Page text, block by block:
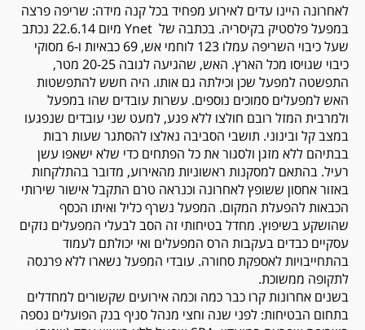
לאחרונה היינו עדים לאירוע מפחיד בכל קנה מידה: שריפה פרצה
במפעל פלסטיק בקיסריה. בכתבה של Ynet
מיום 22.6.14 נכתב
שעל כיבוי השריפה עמלו 123 לוחמי אש, 69 כבאיות ו-6 מסוקי
כיבוי שגויסו מכל הארץ. האש, שהגיעה לגובה 20-25 מטר,
התפשטה למפעל שכן וכילתה גם אותו. היה חשש להתפשטות
האש למפעלים סמוכים נוספים. עשרות עובדים שהו במפעל
ולמרבית המזל רובם חולצו ללא פגע, למעט שני עובדים שנפגעו
במצב קל ובינוני. תושבי הסביבה נאלצו להסתגר שעות רבות
בבתיהם ללא מזגן ולסגור את כל הפתחים כדי שלא ישאפו עשן
רעיל. בהתאם למסקנות ראשוניות מהאירוע, מדובר בהתלקחות
באזור אחסון ששופץ לאחרונה וכנראה טרם התקבל אישור שירותי
הכבאות להפעלת המקום. המפעל נשרף כליל ואיתו הכסף
שהושקע בשיפוץ. מחדל בטיחותי זה הסב לבעלי המפעלים נזקים
עסקיים כבדים בעקבות הרס המפעלים ואי יכולתם לעמוד
בהתחייבויות לאספקת סחורה. עובדי המפעל נשארו ללא פרנסה
לתקופה ממשוכת.
בשנים אחרונות קרו כבר כמה וכמה אירועים שקשורים למחדלים
בתחום הבטיחות: לפני שנה וחצי מנהל סניף בנק הפועלים נספה